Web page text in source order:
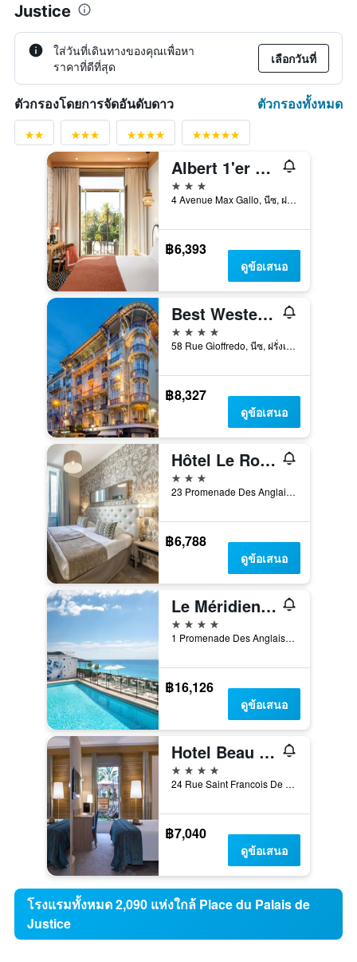
Justice
ใส่วันที่เดินทางของคุณเพื่อหา
ราคาที่ดีที่สุด
เลือกวันที่
ตัวกรองโดยการจัดอันดับดาว ตัวกรองทั้งหมด
Albert 1'er Hotel Nice, France
3 ดาว
4 Avenue Max Gallo, นีซ, ฝรั่งเศส
฿6,393
ดูข้อเสนอ
Best Western Plus Hotel Massena Nice
4 ดาว
58 Rue Gioffredo, นีซ, ฝรั่งเศส
฿8,327
ดูข้อเสนอ
Hôtel Le Royal Promenade des Anglais
3 ดาว
23 Promenade Des Anglais, นีซ, ฝรั่งเศส
฿6,788
ดูข้อเสนอ
Le Méridien Nice
4 ดาว
1 Promenade Des Anglais, นีซ, ฝรั่งเศส
฿16,126
ดูข้อเสนอ
Hotel Beau Rivage
4 ดาว
24 Rue Saint Francois De Paule, นีซ, ฝรั่งเศส
฿7,040
ดูข้อเสนอ
โรงแรมทั้งหมด 2,090 แห่งใกล้ Place du Palais de
Justice